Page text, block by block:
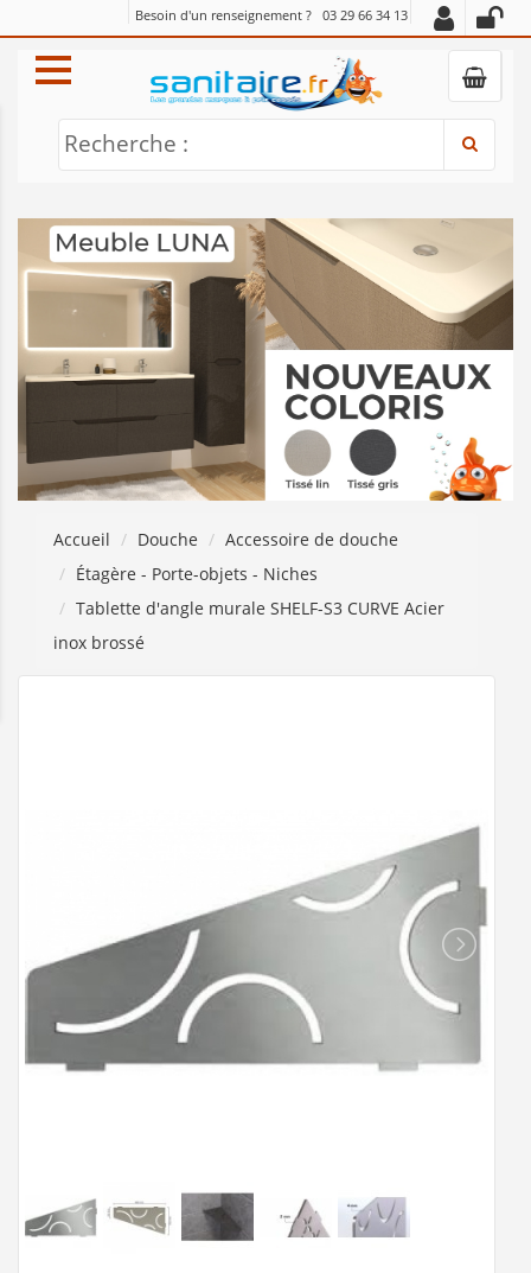
Besoin d'un renseignement ? 03 29 66 34 13
Recherche :
Accueil Douche
Accessoire de douche
Étagère - Porte-objets - Niches
Tablette d'angle murale SHELF-S3 CURVE Acier
inox brossé